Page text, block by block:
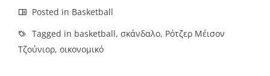
Posted in Basketball
Tagged in basketball, σκάνδαλο, Ρότζερ Μέισον
Τζούνιορ, οικονομικό